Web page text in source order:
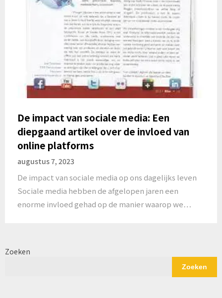
De impact van sociale media: Een
diepgaand artikel over de invloed van
online platforms
augustus 7, 2023
De impact van sociale media op ons dagelijks leven
Sociale media hebben de afgelopen jaren een
enorme invloed gehad op de manier waarop we…
Zoeken
Zoeken